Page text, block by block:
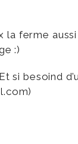
la ferme
:)
si besoind